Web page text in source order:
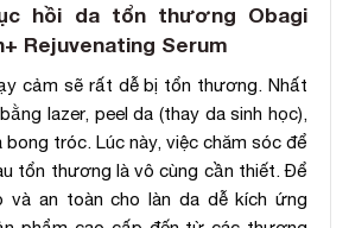
hồi da tổn thương Obagi
Rejuvenating Serum
cảm sẽ rất dễ bị tổn thương. Nhất
lazer, peel da (thay da sinh học),
bong tróc. Lúc này, việc chăm sóc để
tổn thương là vô cùng cần thiết. Để
và an toàn cho làn da dễ kích ứng